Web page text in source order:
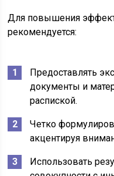
Для повышения
рекомендуется:
Предоставлять
документы и
распиской.
Четко
акцентируя
Использовать